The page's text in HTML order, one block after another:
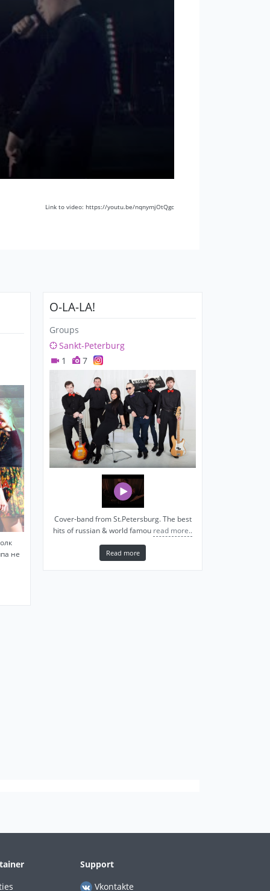
Link to video: https://youtu.be/nqnymjOtQgc
не
O-LA-LA!
Groups
Sankt-Peterburg
1
7
Cover-band from St.Petersburg. The best
hits of russian & world famou read more..
Read more
Support
Vkontakte